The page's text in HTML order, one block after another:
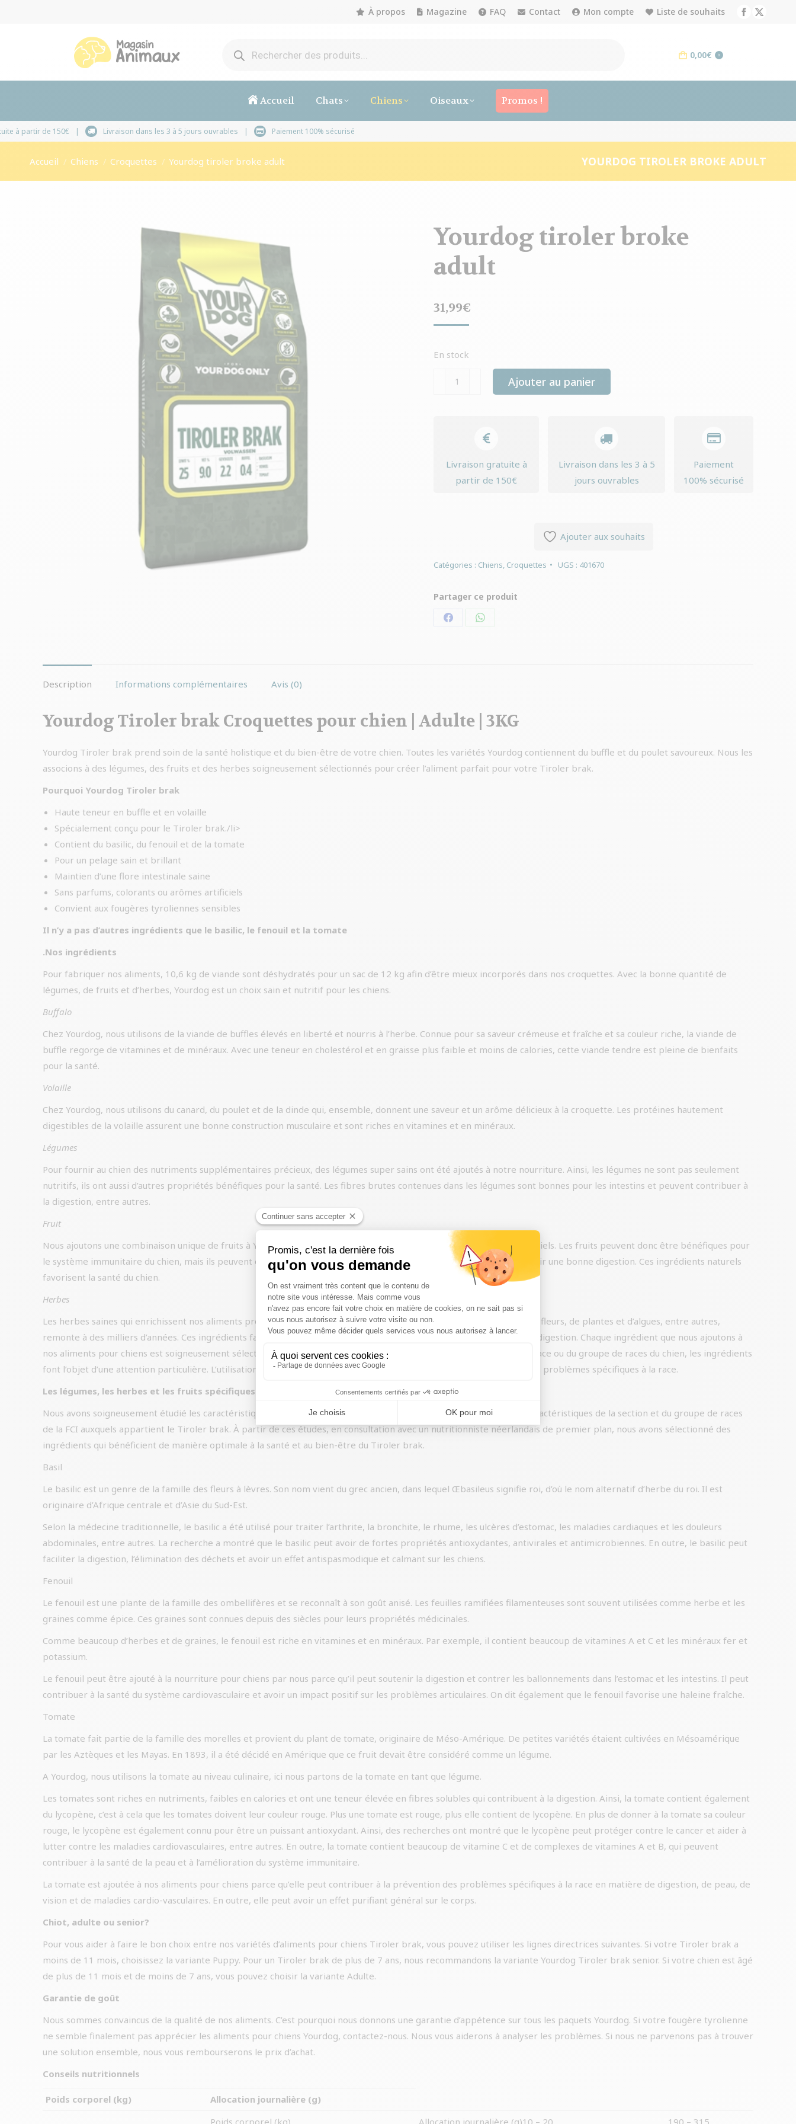
À propos Magazine FAQ Contact Mon compte Liste de souhaits
Facebook
X
0,00€ 0
Accueil Chats Chiens Oiseaux Promos !
Livraison gratuite à partir de 150€ Livraison dans les 3 à 5 jours ouvrables Paiement 100% sécurisé
Vous êtes ici :
Accueil Chiens Croquettes Yourdog tiroler broke adult YOURDOG TIROLER BROKE ADULT
Yourdog tiroler broke
adult
31,99€
En stock
quantité
Ajouter au panier
Livraison gratuite à
partir de 150€
Livraison dans les 3 à 5
jours ouvrables
Paiement
100% sécurisé
Ajouter aux souhaits
Catégories : Chiens, Croquettes UGS : 401670
Partager ce produit
PartagerPartager
Description Informations complémentaires Avis (0)
Yourdog Tiroler brak Croquettes pour chien | Adulte | 3KG
Yourdog Tiroler brak prend soin de la santé holistique et du bien-être de votre chien. Toutes les variétés Yourdog contiennent du buffle et du poulet savoureux. Nous les
associons à des légumes, des fruits et des herbes soigneusement sélectionnés pour créer l’aliment parfait pour votre Tiroler brak.
Pourquoi Yourdog Tiroler brak
Haute teneur en buffle et en volaille
Spécialement conçu pour le Tiroler brak./li>
Contient du basilic, du fenouil et de la tomate
Pour un pelage sain et brillant
Maintien d’une flore intestinale saine
Sans parfums, colorants ou arômes artificiels
Convient aux fougères tyroliennes sensibles
Il n’y a pas d’autres ingrédients que le basilic, le fenouil et la tomate
.Nos ingrédients
Pour fabriquer nos aliments, 10,6 kg de viande sont déshydratés pour un sac de 12 kg afin d’être mieux incorporés dans nos croquettes. Avec la bonne quantité de
légumes, de fruits et d’herbes, Yourdog est un choix sain et nutritif pour les chiens.
Buffalo
Chez Yourdog, nous utilisons de la viande de buffles élevés en liberté et nourris à l’herbe. Connue pour sa saveur crémeuse et fraîche et sa couleur riche, la viande de
buffle regorge de vitamines et de minéraux. Avec une teneur en cholestérol et en graisse plus faible et moins de calories, cette viande tendre est pleine de bienfaits
pour la santé.
Volaille
Chez Yourdog, nous utilisons du canard, du poulet et de la dinde qui, ensemble, donnent une saveur et un arôme délicieux à la croquette. Les protéines hautement
digestibles de la volaille assurent une bonne construction musculaire et sont riches en vitamines et en minéraux.
Légumes
Pour fournir au chien des nutriments supplémentaires précieux, des légumes super sains ont été ajoutés à notre nourriture. Ainsi, les légumes ne sont pas seulement
nutritifs, ils ont aussi d’autres propriétés bénéfiques pour la santé. Les fibres brutes contenues dans les légumes sont bonnes pour les intestins et peuvent contribuer à
la digestion, entre autres.
Fruit
Nous ajoutons une combinaison unique de fruits à Yourdog, ce qui donne au chien tous les antioxydants naturels essentiels. Les fruits peuvent donc être bénéfiques pour
le système immunitaire du chien, mais ils peuvent également contribuer à lui donner une haleine fraîche ou à maintenir une bonne digestion. Ces ingrédients naturels
favorisent la santé du chien.
Herbes
Les herbes saines qui enrichissent nos aliments proviennent de plantes d’Europe. L’utilisation d’herbes, de racines, de fleurs, de plantes et d’algues, entre autres,
remonte à des milliers d’années. Ces ingrédients favorisent les processus naturels de l’organisme du chien, comme la digestion. Chaque ingrédient que nous ajoutons à
nos aliments pour chiens est soigneusement sélectionné pour ses propriétés positives. En fonction de la taille, de la race ou du groupe de races du chien, les ingrédients
font l’objet d’une attention particulière. L’utilisation d’herbes, de racines, de fleurs et de plantes permet de réduire les problèmes spécifiques à la race.
Les légumes, les herbes et les fruits spécifiques au Tiroler brak
Nous avons soigneusement étudié les caractéristiques de la race du Tiroler brak. Nous avons également étudié les caractéristiques de la section et du groupe de races
de la FCI auxquels appartient le Tiroler brak. À partir de ces études, en consultation avec un nutritionniste néerlandais de premier plan, nous avons sélectionné des
ingrédients qui bénéficient de manière optimale à la santé et au bien-être du Tiroler brak.
Basil
Le basilic est un genre de la famille des fleurs à lèvres. Son nom vient du grec ancien, dans lequel Œbasileus signifie roi, d’où le nom alternatif d’herbe du roi. Il est
originaire d’Afrique centrale et d’Asie du Sud-Est.
Selon la médecine traditionnelle, le basilic a été utilisé pour traiter l’arthrite, la bronchite, le rhume, les ulcères d’estomac, les maladies cardiaques et les douleurs
abdominales, entre autres. La recherche a montré que le basilic peut avoir de fortes propriétés antioxydantes, antivirales et antimicrobiennes. En outre, le basilic peut
faciliter la digestion, l’élimination des déchets et avoir un effet antispasmodique et calmant sur les chiens.
Fenouil
Le fenouil est une plante de la famille des ombellifères et se reconnaît à son goût anisé. Les feuilles ramifiées filamenteuses sont souvent utilisées comme herbe et les
graines comme épice. Ces graines sont connues depuis des siècles pour leurs propriétés médicinales.
Comme beaucoup d’herbes et de graines, le fenouil est riche en vitamines et en minéraux. Par exemple, il contient beaucoup de vitamines A et C et les minéraux fer et
potassium.
Le fenouil peut être ajouté à la nourriture pour chiens par nous parce qu’il peut soutenir la digestion et contrer les ballonnements dans l’estomac et les intestins. Il peut
contribuer à la santé du système cardiovasculaire et avoir un impact positif sur les problèmes articulaires. On dit également que le fenouil favorise une haleine fraîche.
Tomate
La tomate fait partie de la famille des morelles et provient du plant de tomate, originaire de Méso-Amérique. De petites variétés étaient cultivées en Mésoamérique
par les Aztèques et les Mayas. En 1893, il a été décidé en Amérique que ce fruit devait être considéré comme un légume.
A Yourdog, nous utilisons la tomate au niveau culinaire, ici nous partons de la tomate en tant que légume.
Les tomates sont riches en nutriments, faibles en calories et ont une teneur élevée en fibres solubles qui contribuent à la digestion. Ainsi, la tomate contient également
du lycopène, c’est à cela que les tomates doivent leur couleur rouge. Plus une tomate est rouge, plus elle contient de lycopène. En plus de donner à la tomate sa couleur
rouge, le lycopène est également connu pour être un puissant antioxydant. Ainsi, des recherches ont montré que le lycopène peut protéger contre le cancer et aider à
lutter contre les maladies cardiovasculaires, entre autres. En outre, la tomate contient beaucoup de vitamine C et de complexes de vitamines A et B, qui peuvent
contribuer à la santé de la peau et à l’amélioration du système immunitaire.
La tomate est ajoutée à nos aliments pour chiens parce qu’elle peut contribuer à la prévention des problèmes spécifiques à la race en matière de digestion, de peau, de
vision et de maladies cardio-vasculaires. En outre, elle peut avoir un effet purifiant général sur le corps.
Chiot, adulte ou senior?
Pour vous aider à faire le bon choix entre nos variétés d’aliments pour chiens Tiroler brak, vous pouvez utiliser les lignes directrices suivantes. Si votre Tiroler brak a
moins de 11 mois, choisissez la variante Puppy. Pour un Tiroler brak de plus de 7 ans, nous recommandons la variante Yourdog Tiroler brak senior. Si votre chien est âgé
de plus de 11 mois et de moins de 7 ans, vous pouvez choisir la variante Adulte.
Garantie de goût
Nous sommes convaincus de la qualité de nos aliments. C’est pourquoi nous donnons une garantie d’appétence sur tous les paquets Yourdog. Si votre fougère tyrolienne
ne semble finalement pas apprécier les aliments pour chiens Yourdog, contactez-nous. Nous vous aiderons à analyser les problèmes. Si nous ne parvenons pas à trouver
une solution ensemble, nous vous rembourserons le prix d’achat.
Conseils nutritionnels
Poids corporel (kg)
Allocation journalière (g)
Poids corporel (kg)
Allocation journalière (g)10 – 20 190 – 315